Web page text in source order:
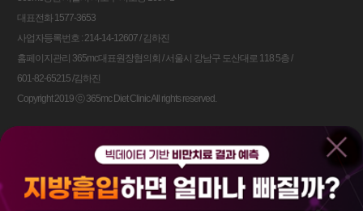
대표전화 1577-3653
사업자등록번호 : 214-14-12607 / 김하진
홈페이지관리 365mc대표원장협의회 / 서울시 강남구 도산대로 118 5층 /
601-82-65215 /김하진
Copyright 2019 ⓒ 365mc Diet Clinic All rights reserved.